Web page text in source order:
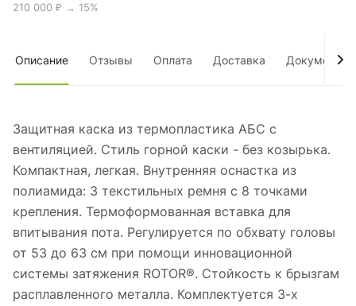
210 000 ₽ → 15%
Описание Отзывы Оплата Доставка Документы
Защитная каска из термопластика АБС с
вентиляцией. Стиль горной каски - без козырька.
Компактная, легкая. Внутренняя оснастка из
полиамида: 3 текстильных ремня с 8 точками
крепления. Термоформованная вставка для
впитывания пота. Регулируется по обхвату головы
от 53 до 63 см при помощи инновационной
системы затяжения ROTOR®. Стойкость к брызгам
расплавленного металла. Комплектуется 3-х